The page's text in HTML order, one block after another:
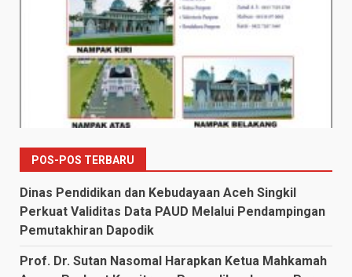
POS-POS TERBARU
Dinas Pendidikan dan Kebudayaan Aceh Singkil
Perkuat Validitas Data PAUD Melalui Pendampingan
Pemutakhiran Dapodik
Prof. Dr. Sutan Nasomal Harapkan Ketua Mahkamah